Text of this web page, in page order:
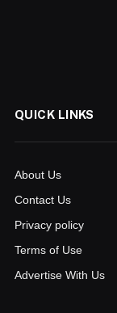
QUICK LINKS
About Us
Contact Us
Privacy policy
Terms of Use
Advertise With Us